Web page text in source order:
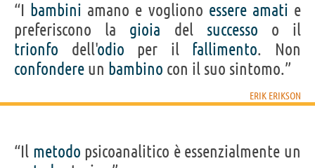
“I bambini amano e vogliono essere amati e
preferiscono la gioia del successo o il
trionfo dell'odio per il fallimento. Non
confondere un bambino con il suo sintomo.”
ERIK ERIKSON
“Il metodo psicoanalitico è essenzialmente un